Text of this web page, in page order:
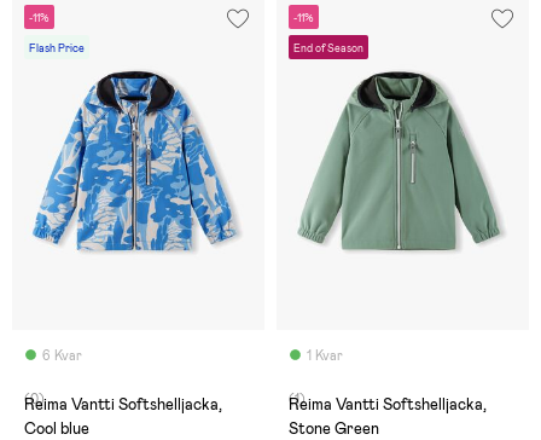
-11%
Flash Price
6 Kvar
(0)
Reima Vantti Softshelljacka,
Cool blue
-11%
End of Season
1 Kvar
(1)
Reima Vantti Softshelljacka,
Stone Green